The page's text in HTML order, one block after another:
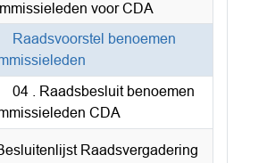
voor CDA
Raadsvoorstel benoemen
04 . Raadsbesluit benoemen
CDA
Raadsvergadering